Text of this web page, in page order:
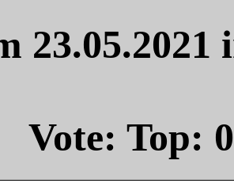
Vote: Top: 0